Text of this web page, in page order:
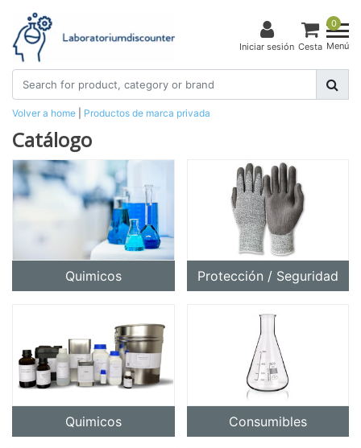
Iniciar sesión
0
Cesta Menú
Volver a home Productos de marca privada
Catálogo
Quimicos Protección / Seguridad
Quimicos Consumibles